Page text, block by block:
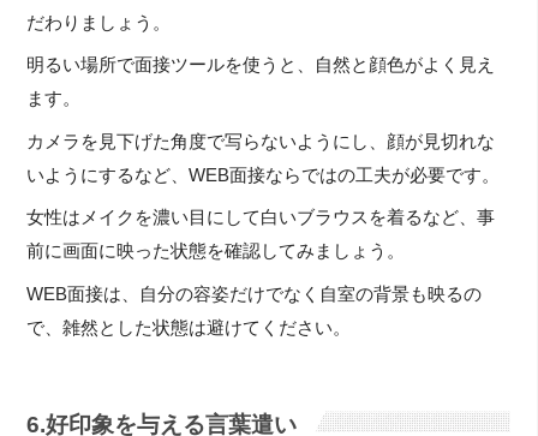
だわりましょう。
明るい場所で面接ツールを使うと、自然と顔色がよく見え
ます。
カメラを見下げた角度で写らないようにし、顔が見切れな
いようにするなど、WEB面接ならではの工夫が必要です。
女性はメイクを濃い目にして白いブラウスを着るなど、事
前に画面に映った状態を確認してみましょう。
WEB面接は、自分の容姿だけでなく自室の背景も映るの
で、雑然とした状態は避けてください。
6.好印象を与える言葉遣い